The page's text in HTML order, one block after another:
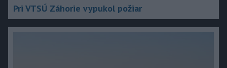
Pri VTSÚ Záhorie vypukol požiar